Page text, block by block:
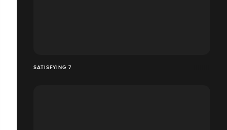
SATISFYING 7